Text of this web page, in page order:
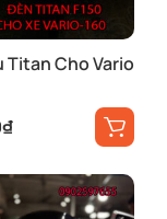
Titan Cho Vario
₫